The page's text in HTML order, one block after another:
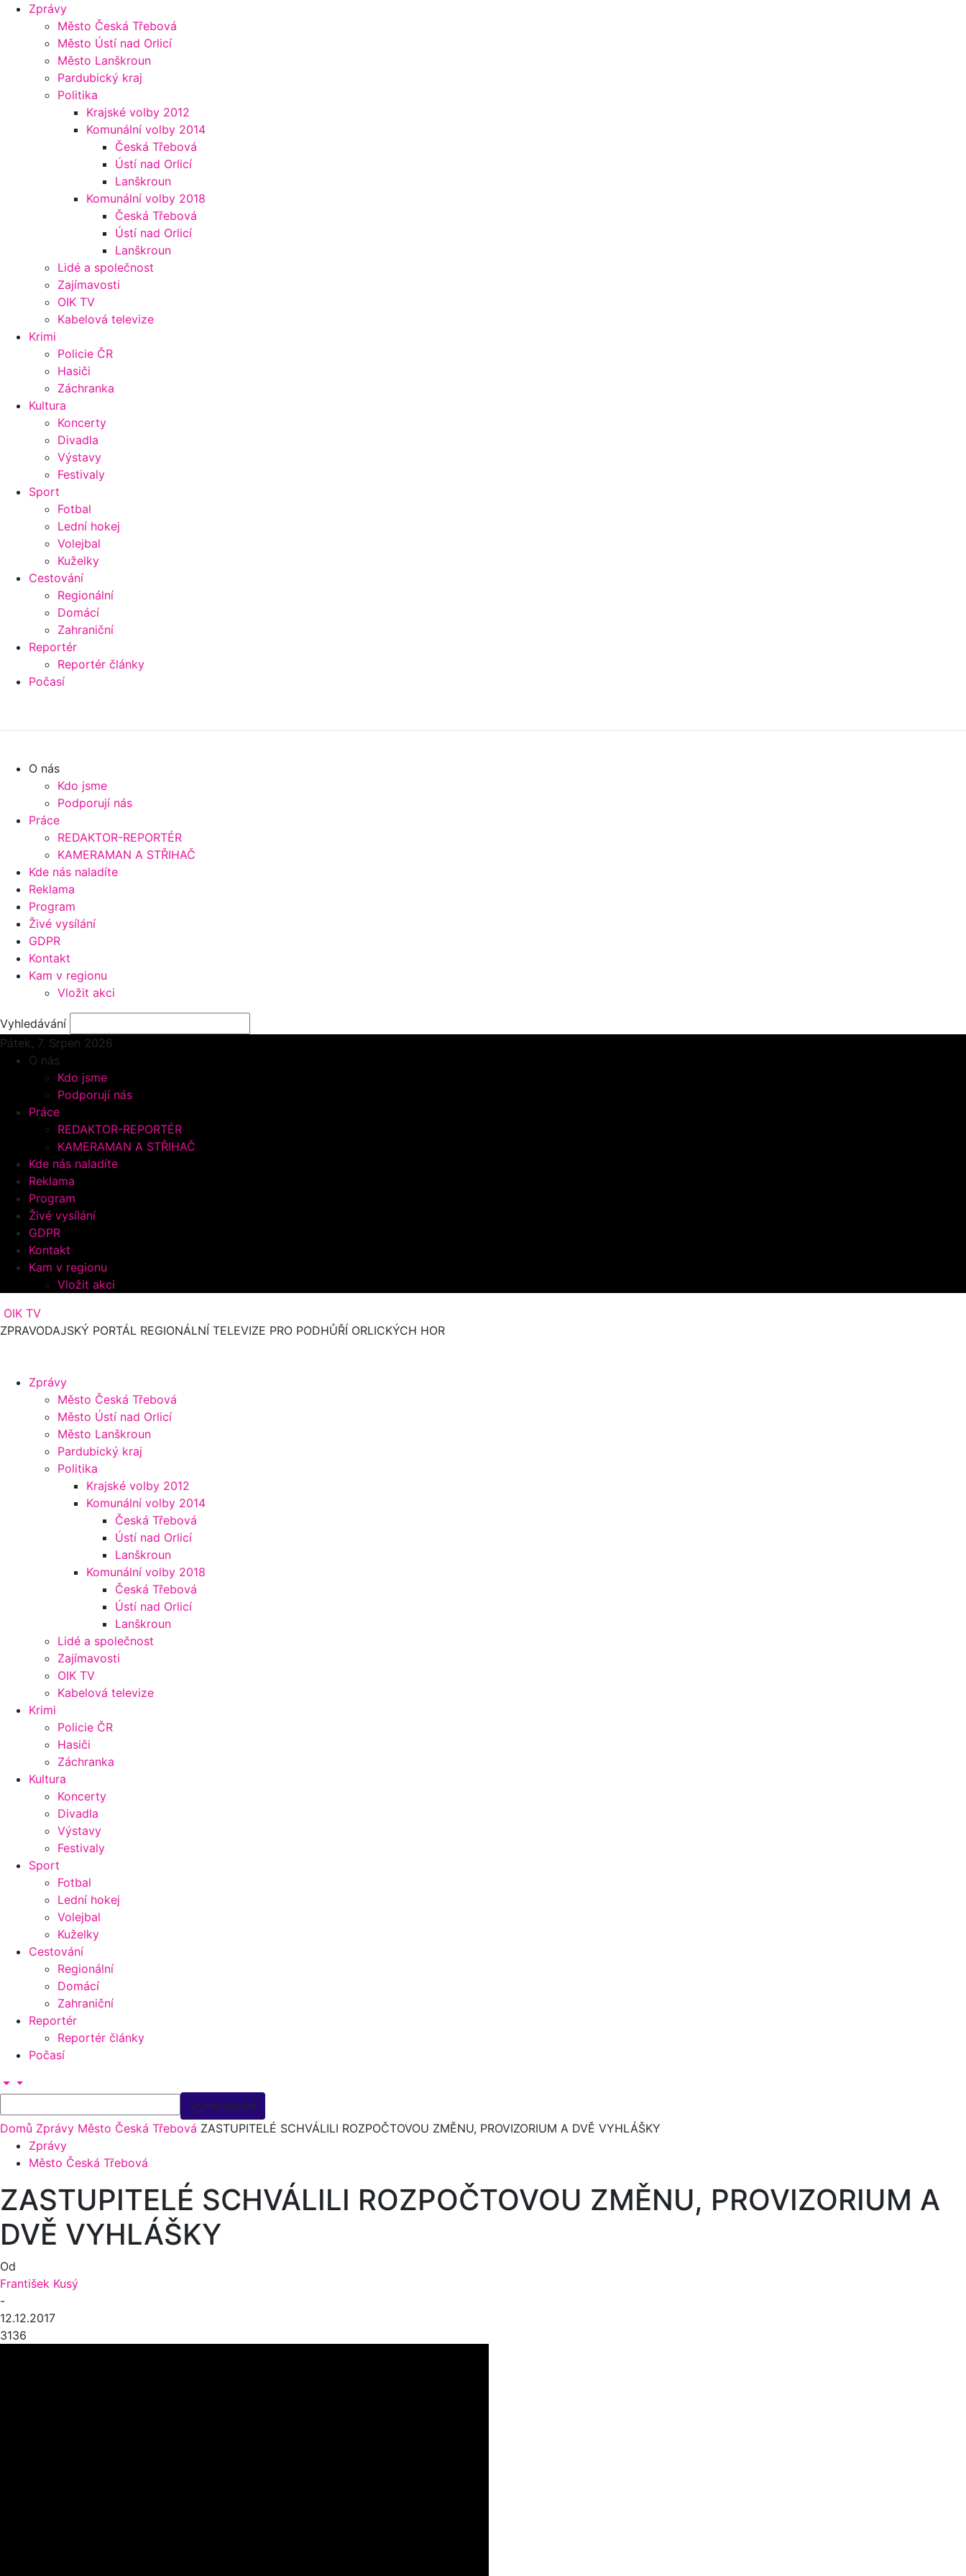
Zprávy
Město Česká Třebová
Město Ústí nad Orlicí
Město Lanškroun
Pardubický kraj
Politika
Krajské volby 2012
Komunální volby 2014
Česká Třebová
Ústí nad Orlicí
Lanškroun
Komunální volby 2018
Česká Třebová
Ústí nad Orlicí
Lanškroun
Lidé a společnost
Zajímavosti
OIK TV
Kabelová televize
Krimi
Policie ČR
Hasiči
Záchranka
Kultura
Koncerty
Divadla
Výstavy
Festivaly
Sport
Fotbal
Lední hokej
Volejbal
Kuželky
Cestování
Regionální
Domácí
Zahraniční
Reportér
Reportér články
Počasí
O nás
Kdo jsme
Podporují nás
Práce
REDAKTOR-REPORTÉR
KAMERAMAN A STŘIHAČ
Kde nás naladíte
Reklama
Program
Živé vysílání
GDPR
Kontakt
Kam v regionu
Vložit akci
Vyhledávání
Pátek, 7. Srpen 2026
O nás
Kdo jsme
Podporují nás
Práce
REDAKTOR-REPORTÉR
KAMERAMAN A STŘIHAČ
Kde nás naladíte
Reklama
Program
Živé vysílání
GDPR
Kontakt
Kam v regionu
Vložit akci
OIK TV
ZPRAVODAJSKÝ PORTÁL REGIONÁLNÍ TELEVIZE PRO PODHŮŘÍ ORLICKÝCH HOR
Zprávy
Město Česká Třebová
Město Ústí nad Orlicí
Město Lanškroun
Pardubický kraj
Politika
Krajské volby 2012
Komunální volby 2014
Česká Třebová
Ústí nad Orlicí
Lanškroun
Komunální volby 2018
Česká Třebová
Ústí nad Orlicí
Lanškroun
Lidé a společnost
Zajímavosti
OIK TV
Kabelová televize
Krimi
Policie ČR
Hasiči
Záchranka
Kultura
Koncerty
Divadla
Výstavy
Festivaly
Sport
Fotbal
Lední hokej
Volejbal
Kuželky
Cestování
Regionální
Domácí
Zahraniční
Reportér
Reportér články
Počasí
Domů Zprávy Město Česká Třebová ZASTUPITELÉ SCHVÁLILI ROZPOČTOVOU ZMĚNU, PROVIZORIUM A DVĚ VYHLÁŠKY
Zprávy
Město Česká Třebová
ZASTUPITELÉ SCHVÁLILI ROZPOČTOVOU ZMĚNU, PROVIZORIUM A
DVĚ VYHLÁŠKY
Od
František Kusý
-
12.12.2017
3136